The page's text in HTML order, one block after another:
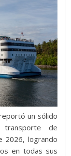
un sólido
de
2026, logrando
en todas sus